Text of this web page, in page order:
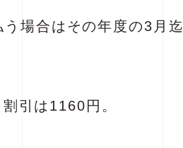
う場合はその年度の3月
引は1160円。